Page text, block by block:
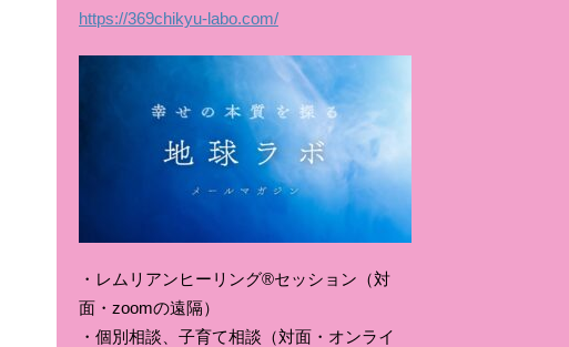
https://369chikyu-labo.com/
・レムリアンヒーリング®セッション（対
面・zoomの遠隔）
・個別相談、子育て相談（対面・オンライ